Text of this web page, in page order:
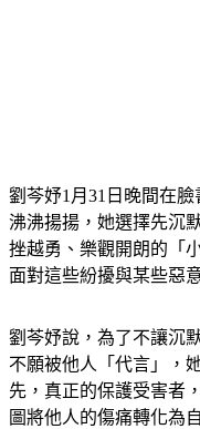
劉芩妤1月31日晚間在
沸沸揚揚，她選擇先沉
挫越勇、樂觀開朗的「
面對這些紛擾與某些惡
劉芩妤說，為了不讓沉
不願被他人「代言」，
先，真正的保護受害者
圖將他人的傷痛轉化為